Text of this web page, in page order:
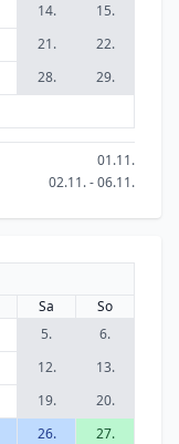
14.
15.
21.
22.
28.
29.
01.11.
02.11. - 06.11.
Sa
So
5.
6.
12.
13.
19.
20.
26.
27.